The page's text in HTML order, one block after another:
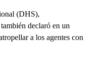
(DHS),
declaró en un
a los agentes con